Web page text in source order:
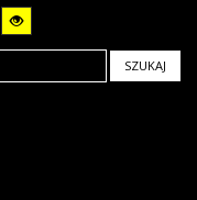
SZUKAJ